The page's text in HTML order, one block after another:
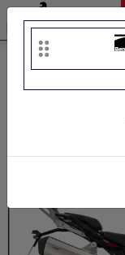
Liste bearbeiten
Benelli
Baujahr